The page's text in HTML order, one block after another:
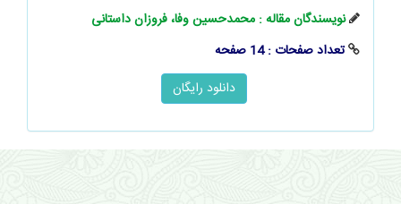
نویسندگان مقاله : محمدحسین وفا، فروزان داستانی
تعداد صفحات : 14 صفحه